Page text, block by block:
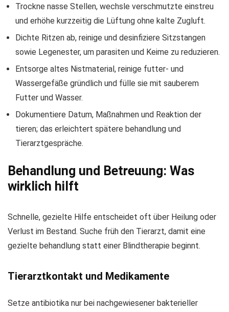
Trockne nasse Stellen, wechsle verschmutzte einstreu
und erhöhe kurzzeitig die Lüftung ohne kalte Zugluft.
Dichte Ritzen ab, reinige und desinfiziere Sitzstangen
sowie Legenester, um parasiten und Keime zu reduzieren.
Entsorge altes Nistmaterial, reinige futter- und
Wassergefäße gründlich und fülle sie mit sauberem
Futter und Wasser.
Dokumentiere Datum, Maßnahmen und Reaktion der
tieren; das erleichtert spätere behandlung und
Tierarztgespräche.
Behandlung und Betreuung: Was
wirklich hilft
Schnelle, gezielte Hilfe entscheidet oft über Heilung oder
Verlust im Bestand. Suche früh den Tierarzt, damit eine
gezielte behandlung statt einer Blindtherapie beginnt.
Tierarztkontakt und Medikamente
Setze antibiotika nur bei nachgewiesener bakterieller